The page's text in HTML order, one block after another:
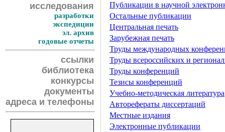
исследования
разработки
экспедиции
эл. архив
годовые отчеты
ссылки
библиотека
конкурсы
документы
адреса и телефоны
Публикации в научной
Остальные публикации
Центральная печать
Зарубежная печать
Труды международных
Труды всероссийских и
Труды конференций
Тезисы конференций
Учебно-методическая литература
Авторефераты диссертаций
Местные издания
Электронные публикации